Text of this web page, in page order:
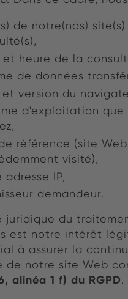
de notre(nos)
heure de la
de données
version du
d'exploitation que
référence (site Web
visité),
adresse IP,
demandeur.
juridique du
est notre intérêt
à assurer la
de notre site Web
alinéa 1 f) du RGPD.